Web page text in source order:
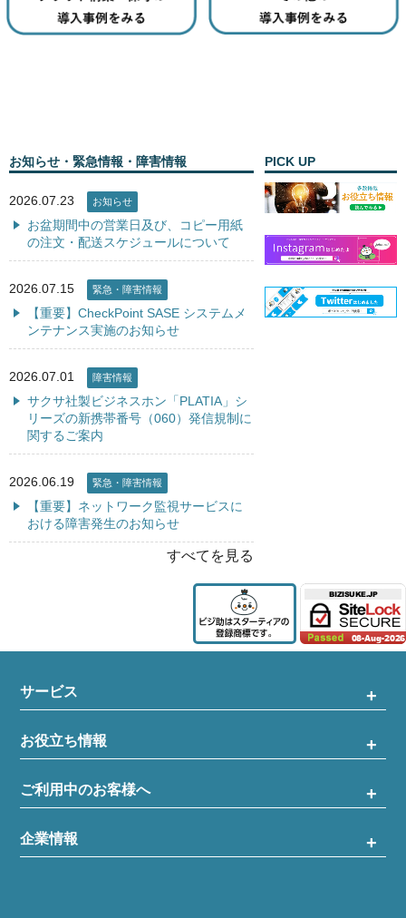
お知らせ・緊急情報・障害情報
2026.07.23 お知らせ
お盆期間中の営業日及び、コピー用紙
の注文・配送スケジュールについて
2026.07.15 緊急・障害情報
【重要】CheckPoint SASE システムメ
ンテナンス実施のお知らせ
2026.07.01 障害情報
サクサ社製ビジネスホン「PLATIA」シ
リーズの新携帯番号（060）発信規制に
関するご案内
2026.06.19 緊急・障害情報
【重要】ネットワーク監視サービスに
おける障害発生のお知らせ
すべてを見る
PICK UP
サービス
お役立ち情報
ご利用中のお客様へ
企業情報